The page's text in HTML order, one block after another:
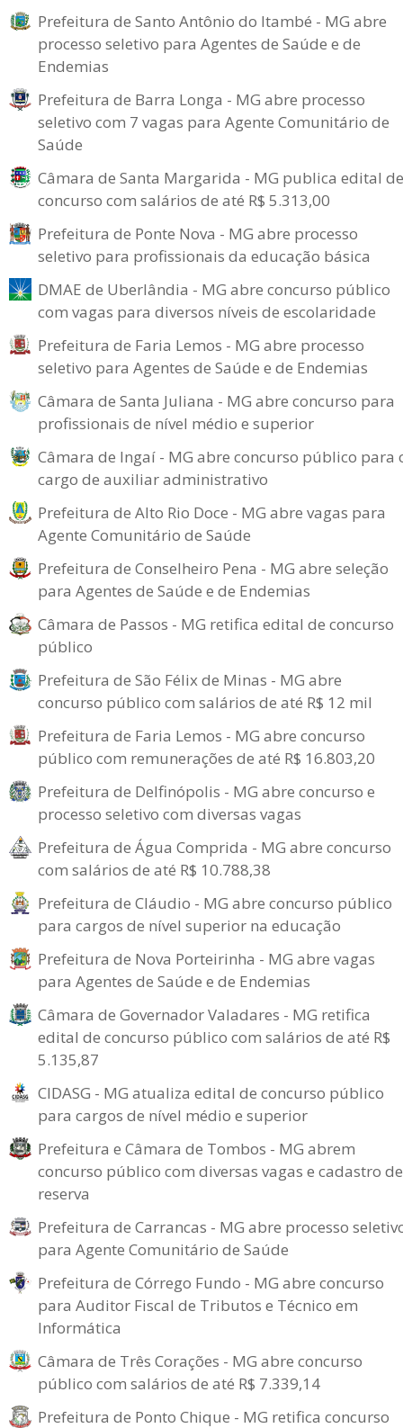
Prefeitura de Santo Antônio do Itambé - MG abre
processo seletivo para Agentes de Saúde e de
Endemias
Prefeitura de Barra Longa - MG abre processo
seletivo com 7 vagas para Agente Comunitário de
Saúde
Câmara de Santa Margarida - MG publica edital de
concurso com salários de até R$ 5.313,00
Prefeitura de Ponte Nova - MG abre processo
seletivo para profissionais da educação básica
DMAE de Uberlândia - MG abre concurso público
com vagas para diversos níveis de escolaridade
Prefeitura de Faria Lemos - MG abre processo
seletivo para Agentes de Saúde e de Endemias
Câmara de Santa Juliana - MG abre concurso para
profissionais de nível médio e superior
Câmara de Ingaí - MG abre concurso público para
cargo de auxiliar administrativo
Prefeitura de Alto Rio Doce - MG abre vagas para
Agente Comunitário de Saúde
Prefeitura de Conselheiro Pena - MG abre seleção
para Agentes de Saúde e de Endemias
Câmara de Passos - MG retifica edital de concurso
público
Prefeitura de São Félix de Minas - MG abre
concurso público com salários de até R$ 12 mil
Prefeitura de Faria Lemos - MG abre concurso
público com remunerações de até R$ 16.803,20
Prefeitura de Delfinópolis - MG abre concurso e
processo seletivo com diversas vagas
Prefeitura de Água Comprida - MG abre concurso
com salários de até R$ 10.788,38
Prefeitura de Cláudio - MG abre concurso público
para cargos de nível superior na educação
Prefeitura de Nova Porteirinha - MG abre vagas
para Agentes de Saúde e de Endemias
Câmara de Governador Valadares - MG retifica
edital de concurso público com salários de até R$
5.135,87
CIDASG - MG atualiza edital de concurso público
para cargos de nível médio e superior
Prefeitura e Câmara de Tombos - MG abrem
concurso público com diversas vagas e cadastro de
reserva
Prefeitura de Carrancas - MG abre processo
para Agente Comunitário de Saúde
Prefeitura de Córrego Fundo - MG abre concurso
para Auditor Fiscal de Tributos e Técnico em
Informática
Câmara de Três Corações - MG abre concurso
público com salários de até R$ 7.339,14
Prefeitura de Ponto Chique - MG retifica concurso